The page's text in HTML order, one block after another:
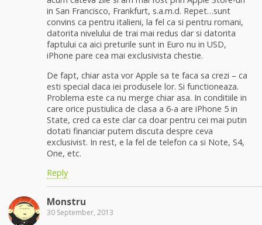
in San Francisco, Frankfurt, s.a.m.d. Repet…sunt
convins ca pentru italieni, la fel ca si pentru romani,
datorita nivelului de trai mai redus dar si datorita
faptului ca aici preturile sunt in Euro nu in USD,
iPhone pare cea mai exclusivista chestie.
De fapt, chiar asta vor Apple sa te faca sa crezi – ca
esti special daca iei produsele lor. Si functioneaza.
Problema este ca nu merge chiar asa. In conditiile in
care orice pustiulica de clasa a 6-a are iPhone 5 in
State, cred ca este clar ca doar pentru cei mai putin
dotati financiar putem discuta despre ceva
exclusivist. In rest, e la fel de telefon ca si Note, S4,
One, etc.
Reply
Monstru
30 September, 2013